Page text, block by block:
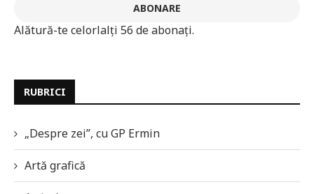
ABONARE
Alătură-te celorlalți 56 de abonați.
RUBRICI
„Despre zei”, cu GP Ermin
Artă grafică